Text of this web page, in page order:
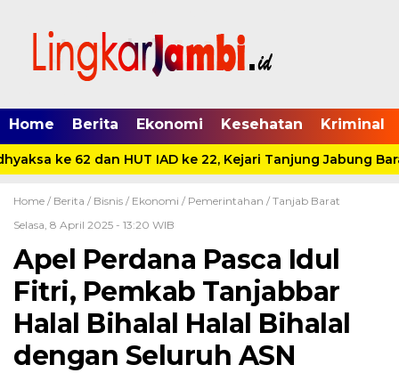
Home Berita Ekonomi Kesehatan Kriminal
ke 62 dan HUT IAD ke 22, Kejari Tanjung Jabung
Home / Berita / Bisnis / Ekonomi / Pemerintahan / Tanjab Barat
Selasa, 8 April 2025 - 13:20 WIB
Apel Perdana Pasca Idul
Fitri, Pemkab Tanjabbar
Halal Bihalal Halal Bihalal
dengan Seluruh ASN